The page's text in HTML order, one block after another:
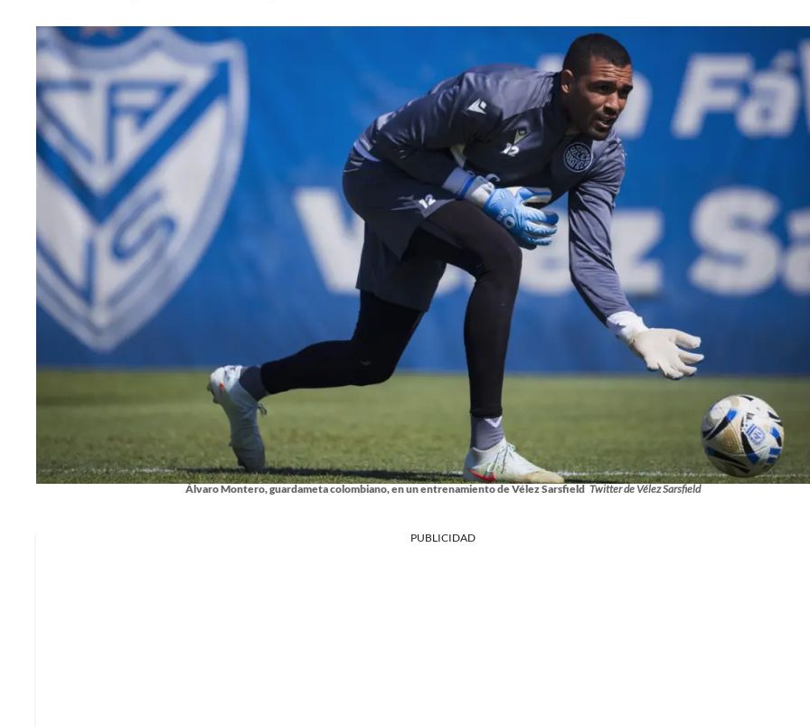
Álvaro Montero, guardameta colombiano, en un entrenamiento de Vélez Sarsfield Twitter de Vélez Sarsfield
PUBLICIDAD